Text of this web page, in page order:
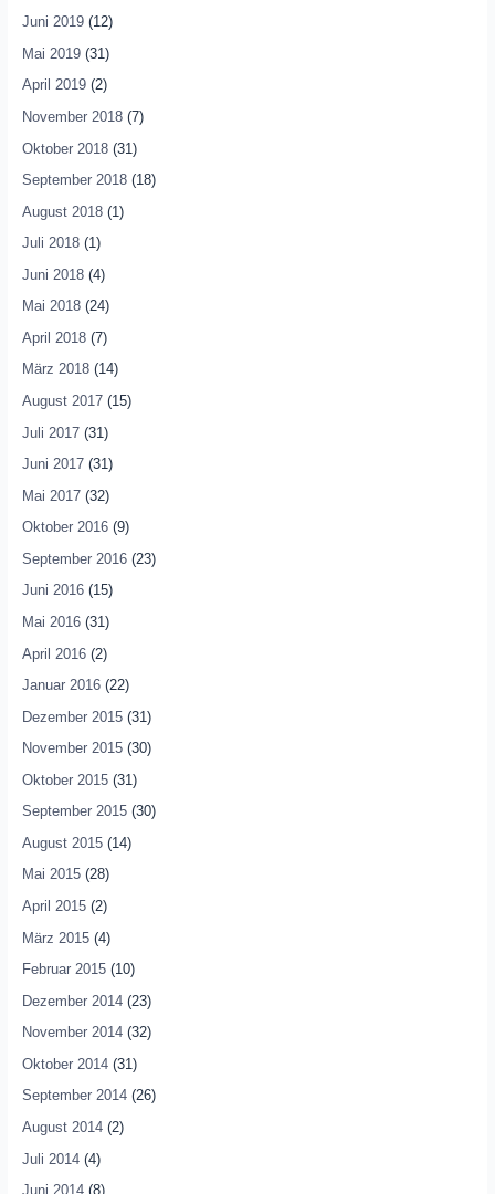
Juni 2019(12)
Mai 2019(31)
April 2019(2)
November 2018(7)
Oktober 2018(31)
September 2018(18)
August 2018(1)
Juli 2018(1)
Juni 2018(4)
Mai 2018(24)
April 2018(7)
März 2018(14)
August 2017(15)
Juli 2017(31)
Juni 2017(31)
Mai 2017(32)
Oktober 2016(9)
September 2016(23)
Juni 2016(15)
Mai 2016(31)
April 2016(2)
Januar 2016(22)
Dezember 2015(31)
November 2015(30)
Oktober 2015(31)
September 2015(30)
August 2015(14)
Mai 2015(28)
April 2015(2)
März 2015(4)
Februar 2015(10)
Dezember 2014(23)
November 2014(32)
Oktober 2014(31)
September 2014(26)
August 2014(2)
Juli 2014(4)
Juni 2014(8)